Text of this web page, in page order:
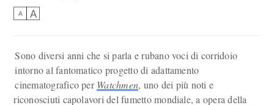
A A
Sono diversi anni che si parla e rubano voci di corridoio
intorno al fantomatico progetto di adattamento
cinematografico perWatchmen, uno dei più noti e
riconosciuti capolavori del fumetto mondiale, a opera della